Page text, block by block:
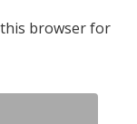
this browser for